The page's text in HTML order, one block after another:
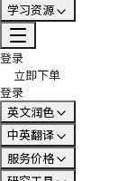
学习资源
登录
立即下单
登录
英文润色
中英翻译
服务价格